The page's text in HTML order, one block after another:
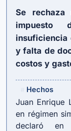
Se rechaza
impuesto
insuficiencia
y falta de
costos y
Hechos
Juan Enrique
en régimen
declaró en